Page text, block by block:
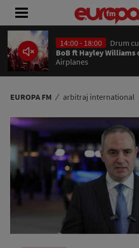
14:00 - 18:00
Drum
BoB ft Hayley Williams
Airplanes
EUROPA FM arbitraj international
ACASĂ
ȘTIRI
RADIO
CONCURSURI
PODCAST
ASCULTĂ